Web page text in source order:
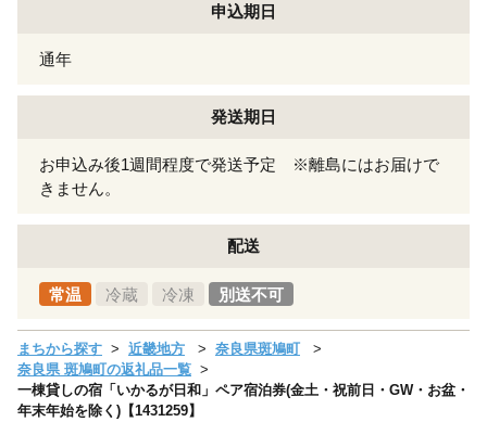
申込期日
通年
発送期日
お申込み後1週間程度で発送予定 ※離島にはお届けで
きません。
配送
常温 冷蔵 冷凍 別送不可
まちから探す 近畿地方
奈良県斑鳩町
奈良県 斑鳩町の返礼品一覧
一棟貸しの宿「いかるが日和」ペア宿泊券(金土・祝前日・GW・お盆・
年末年始を除く)【1431259】